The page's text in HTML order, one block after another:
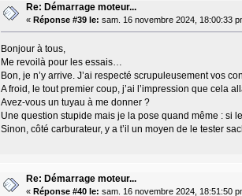
Re: Démarrage moteur...
« Réponse #39 le: sam. 16 novembre 2024, 18:00:33
Bonjour à tous,
Me revoilà pour les essais…
Bon, je n’y arrive. J’ai respecté scrupuleusement vos
A froid, le tout premier coup, j’ai l’impression que cela
Avez-vous un tuyau à me donner ?
Une question stupide mais je la pose quand même : si
Sinon, côté carburateur, y a t’il un moyen de le tester
Re: Démarrage moteur...
« Réponse #40 le: sam. 16 novembre 2024, 18:51:50